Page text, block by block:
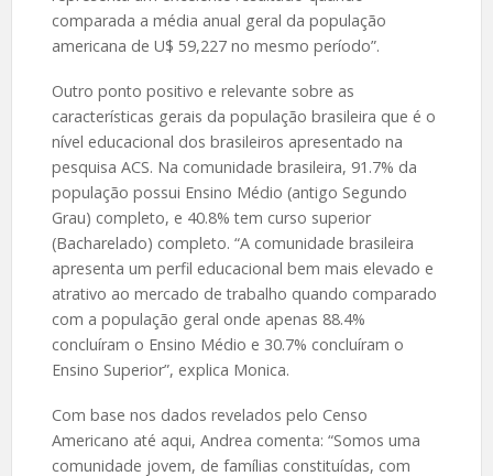
comparada a média anual geral da população
americana de U$ 59,227 no mesmo período”.
Outro ponto positivo e relevante sobre as
características gerais da população brasileira que é o
nível educacional dos brasileiros apresentado na
pesquisa ACS. Na comunidade brasileira, 91.7% da
população possui Ensino Médio (antigo Segundo
Grau) completo, e 40.8% tem curso superior
(Bacharelado) completo. “A comunidade brasileira
apresenta um perfil educacional bem mais elevado e
atrativo ao mercado de trabalho quando comparado
com a população geral onde apenas 88.4%
concluíram o Ensino Médio e 30.7% concluíram o
Ensino Superior”, explica Monica.
Com base nos dados revelados pelo Censo
Americano até aqui, Andrea comenta: “Somos uma
comunidade jovem, de famílias constituídas, com